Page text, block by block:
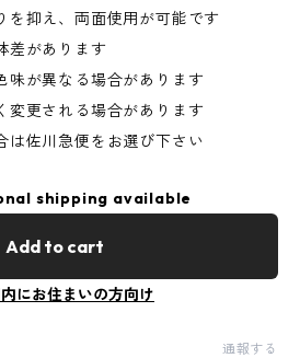
抑え、両面使用が可能です
差があります
が異なる場合があります
更される場合があります
佐川急便をお選び下さい
shipping available
Add to cart
にお住まいの方向け
通報する